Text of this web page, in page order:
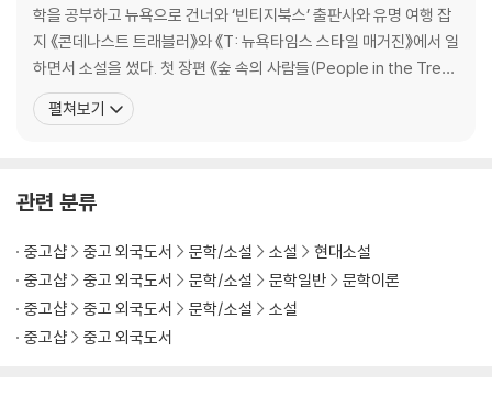
York" "Huffington Post" Book Riot Refinery29 "Bookpage " "Pu
blishers Weekly" "Kirkus"
WINNER OF THE KIRKUS PRIZE
A MAN BOOKER PRIZE FINALIST
"A Little Life" follows four college classmates broke, adrift, an
o New York in search of fame and fortune. While their relations
hips, which are tinged by addiction, success, and pride, deepe
n over the decades, the men are held together by their devoti
on to the brilliant, enigmatic Jude, a man scarred by an unspea
학을 공부하고 뉴욕으로 건너와 ‘빈티지북스’ 출판사와 유명 여행 잡
지 《콘데나스트 트래블러》와 《T: 뉴욕타임스 스타일 매거진》에서 일
하면서 소설을 썼다. 첫 장편 《숲 속의 사람들(People in the Tree
s)》(2013)로 뛰어난 데뷔소설에 주어지는 ‘펜/로버트 W. 빙햄’ 상
최종후보에 올랐고, 2015년 두 번째 장편 《리틀 라이프(A Little Lif
펼쳐보기
관련 분류
중고샵 중고 외국도서 문학/소설 소설
현대소설
중고샵
중고 외국도서 문학/소설 문학일반
문학이론
중고샵
중고 외국도서 문학/소설
소설
중고샵
중고 외국도서